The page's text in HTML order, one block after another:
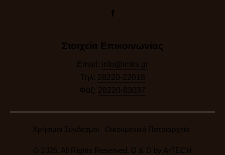
Στοιχεία Επικοινωνίας
Email: info@imks.gr
Τηλ: 28220-22018
Φαξ: 28220-83037
Χρήσιμοι Σύνδεσμοι Οικουμενικό Πατριαρχείο
© 2026. All Rights Reserved. D & D by ArTECH